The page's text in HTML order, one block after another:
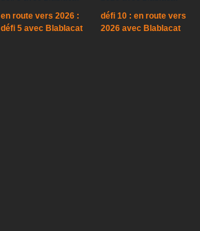
en route vers 2026 :
défi 5 avec Blablacat
défi 10 : en route vers
2026 avec Blablacat